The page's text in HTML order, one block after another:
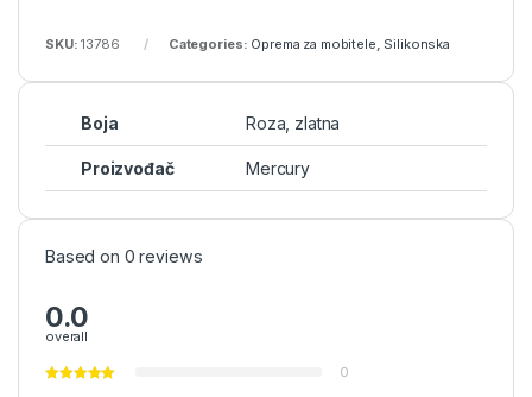
SKU:13786 Categories: Oprema za mobitele Silikonska
Boja Roza, zlatna
Proizvođač Mercury
Based on 0 reviews
0.0
overall
0